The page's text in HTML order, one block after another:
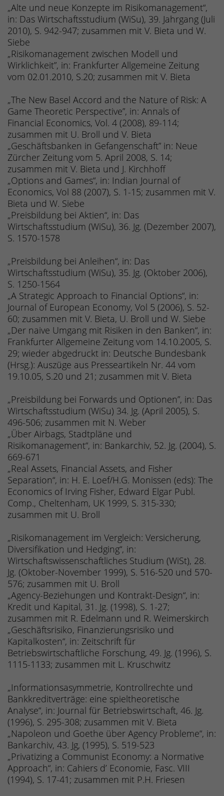
„Alte und neue Konzepte im Risikomanagement“,
in: Das Wirtschaftsstudium (WiSu), 39. Jahrgang (Juli
2010), S. 942-947; zusammen mit V. Bieta und W.
Siebe
„Risikomanagement zwischen Modell und
Wirklichkeit”, in: Frankfurter Allgemeine Zeitung
vom 02.01.2010, S.20; zusammen mit V. Bieta
„The New Basel Accord and the Nature of Risk: A
Game Theoretic Perspective”, in: Annals of
Financial Economics, Vol. 4 (2008), 89-114;
zusammen mit U. Broll und V. Bieta
„Geschäftsbanken in Gefangenschaft” in: Neue
Zürcher Zeitung vom 5. April 2008, S. 14;
zusammen mit V. Bieta und J. Kirchhoff
„Options and Games“, in: Indian Journal of
Economics, Vol 88 (2007), S. 1-15; zusammen mit V.
Bieta und W. Siebe
„Preisbildung bei Aktien“, in: Das
Wirtschaftsstudium (WiSu), 36. Jg. (Dezember 2007),
S. 1570-1578
„Preisbildung bei Anleihen“, in: Das
Wirtschaftsstudium (WiSu), 35. Jg. (Oktober 2006),
S. 1250-1564
„A Strategic Approach to Financial Options“, in:
Journal of European Economy, Vol 5 (2006), S. 52-
60; zusammen mit V. Bieta, U. Broll und W. Siebe
„Der naive Umgang mit Risiken in den Banken“, in:
Frankfurter Allgemeine Zeitung vom 14.10.2005, S.
29; wieder abgedruckt in: Deutsche Bundesbank
(Hrsg.): Auszüge aus Presseartikeln Nr. 44 vom
19.10.05, S.20 und 21; zusammen mit V. Bieta
„Preisbildung bei Forwards und Optionen”, in: Das
Wirtschaftsstudium (WiSu) 34. Jg. (April 2005), S.
496-506; zusammen mit N. Weber
„Über Airbags, Stadtpläne und
Risikomanagement“, in: Bankarchiv, 52. Jg. (2004), S.
669-671
„Real Assets, Financial Assets, and Fisher
Separation“, in: H. E. Loef/H.G. Monissen (eds): The
Economics of Irving Fisher, Edward Elgar Publ.
Comp., Cheltenham, UK 1999, S. 315-330;
zusammen mit U. Broll
„Risikomanagement im Vergleich: Versicherung,
Diversifikation und Hedging“, in:
Wirtschaftswissenschaftliches Studium (WiSt), 28.
Jg. (Oktober-November 1999), S. 516-520 und 570-
576; zusammen mit U. Broll
„Agency-Beziehungen und Kontrakt-Design“, in:
Kredit und Kapital, 31. Jg. (1998), S. 1-27;
zusammen mit R. Edelmann und R. Weimerskirch
„Geschäftsrisiko, Finanzierungsrisiko und
Kapitalkosten“, in: Zeitschrift für
Betriebswirtschaftliche Forschung, 49. Jg. (1996), S.
1115-1133; zusammen mit L. Kruschwitz
„Informationsasymmetrie, Kontrollrechte und
Bankkreditverträge: eine spieltheoretische
Analyse“, in: Journal für Betriebswirtschaft, 46. Jg.
(1996), S. 295-308; zusammen mit V. Bieta
„Napoleon und Goethe über Agency Probleme“, in:
Bankarchiv, 43. Jg, (1995), S. 519-523
„Privatizing a Communist Economy: a Normative
Approach“, in: Cahiers d’ Economie, Fasc. VIII
(1994), S. 17-41; zusammen mit P.H. Friesen